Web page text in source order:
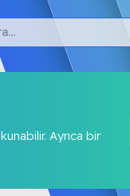
Ayrıca bir